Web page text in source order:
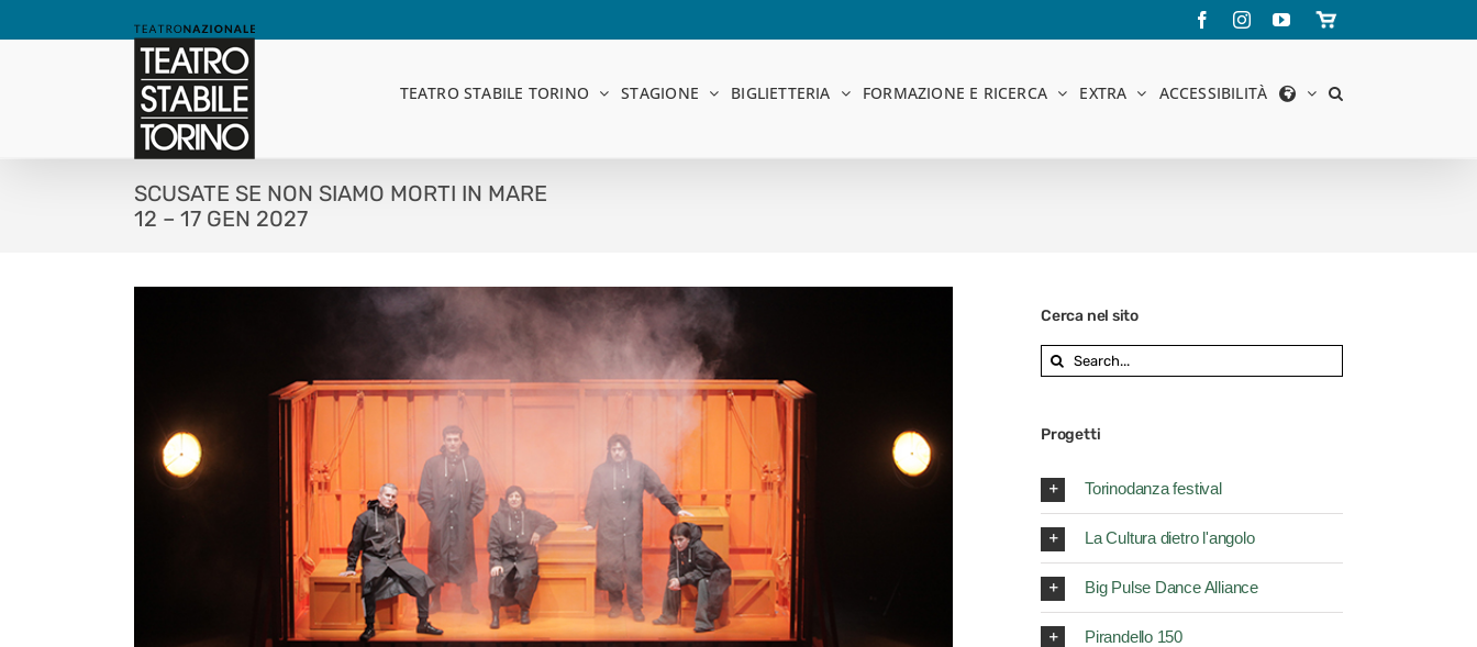
FacebookInstagramYouTube
Store
online
TEATRO STABILE TORINO STAGIONE BIGLIETTERIA FORMAZIONE E RICERCA EXTRA ACCESSIBILITÀ
SCUSATE SE NON SIAMO MORTI IN MARE
12 – 17 GEN 2027
Cerca nel sito
Search
for:
Progetti
Torinodanza festival
La Cultura dietro l'angolo
Big Pulse Dance Alliance
Pirandello 150